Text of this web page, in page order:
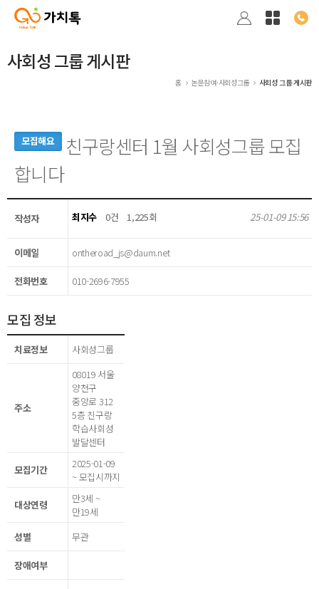
사회성 그룹 게시판
홈 논문참여·사회성그룹 사회성 그룹 게시판
모집해요
친구랑센터 1월 사회성그룹 모집
합니다
작성자 최지수 0건 1,225회 25-01-09 15:56
이메일 ontheroad_js@daum.net
전화번호 010-2696-7955
모집 정보
치료정보 사회성그룹
주소
08019 서울
양천구
중앙로 312
5층 친구랑
학습사회성
발달센터
모집기간
2025-01-09
~ 모집시까지
대상연령
만3세 ~
만19세
성별
무관
장애여부